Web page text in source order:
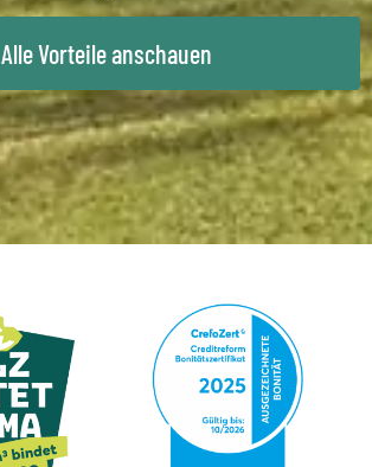
Alle Vorteile anschauen